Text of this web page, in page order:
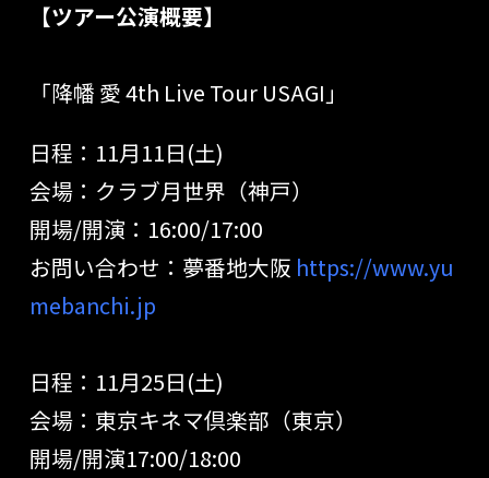
【ツアー公演概要】
「降幡 愛 4th Live Tour USAGI」
日程：11月11日(土)
会場：クラブ月世界（神戸）
開場/開演：16:00/17:00
お問い合わせ：夢番地大阪 https://www.yu
mebanchi.jp
日程：11月25日(土)
会場：東京キネマ倶楽部（東京）
開場/開演17:00/18:00